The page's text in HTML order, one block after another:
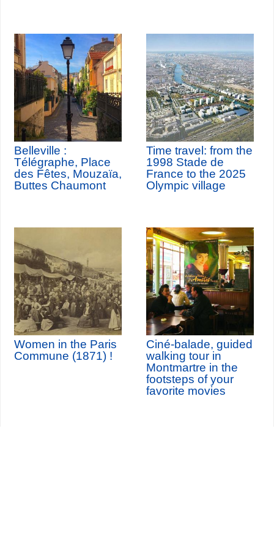
Belleville :
Télégraphe, Place
des Fêtes, Mouzaïa,
Buttes Chaumont
Time travel: from the
1998 Stade de
France to the 2025
Olympic village
Women in the Paris
Commune (1871) !
Ciné-balade, guided
walking tour in
Montmartre in the
footsteps of your
favorite movies